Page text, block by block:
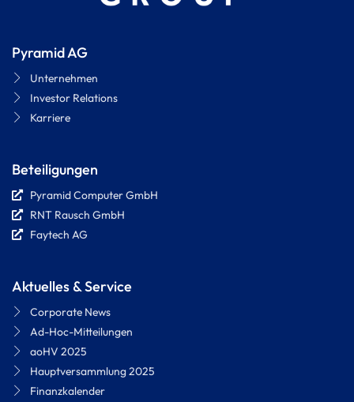
Pyramid AG
Unternehmen
Investor Relations
Karriere
Beteiligungen
Pyramid Computer GmbH
RNT Rausch GmbH
Faytech AG
Aktuelles & Service
Corporate News
Ad-Hoc-Mitteilungen
aoHV 2025
Hauptversammlung 2025
Finanzkalender